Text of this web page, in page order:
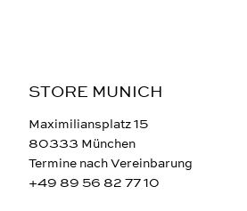
STORE MUNICH
Maximiliansplatz 15
80333 München
Termine nach Vereinbarung
+49 89 56 82 77 10